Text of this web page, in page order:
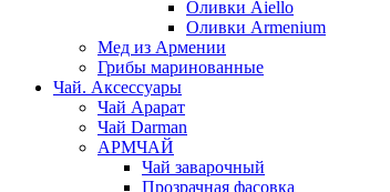
Оливки Aiello
Оливки Armenium
Мед из Армении
Грибы маринованные
Чай. Аксессуары
Чай Арарат
Чай Darman
АРМЧАЙ
Чай заварочный
Прозрачная фасовка